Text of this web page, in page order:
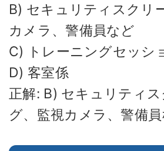
B) セキュリティスクリ
カメラ、警備員など
C) トレーニングセッシ
D) 客室係
正解: B) セキュリティ
グ、監視カメラ、警備